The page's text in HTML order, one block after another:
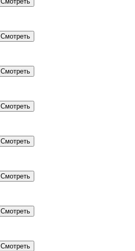
Смотреть
Смотреть
Смотреть
Смотреть
Смотреть
Смотреть
Смотреть